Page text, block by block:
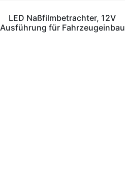
LED Naßfilmbetrachter, 12V
Ausführung für Fahrzeugeinbau